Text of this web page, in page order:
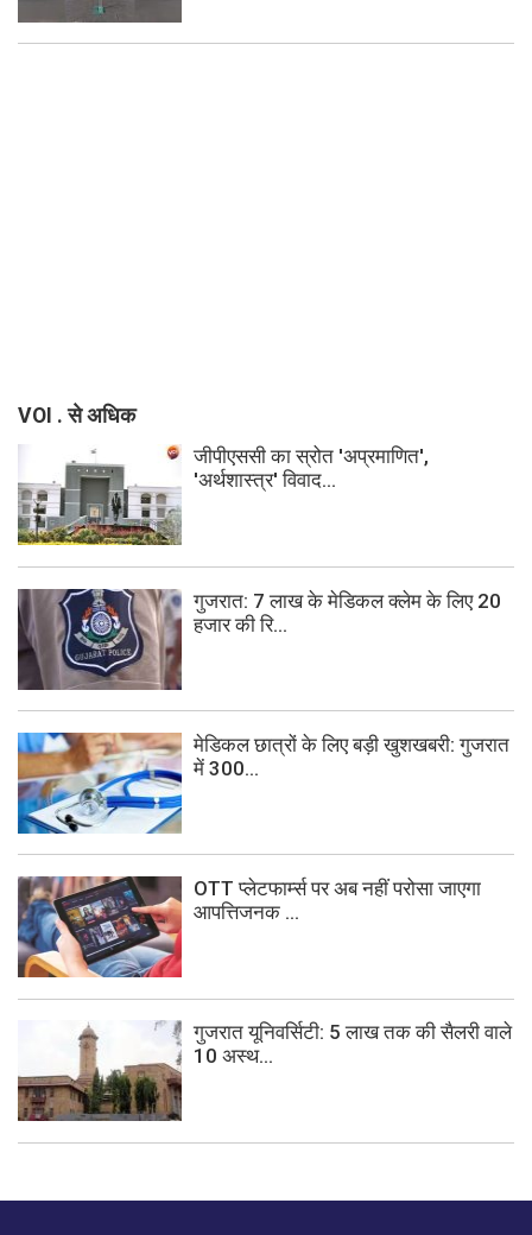
VOI . से अधिक
जीपीएससी का स्रोत 'अप्रमाणित',
'अर्थशास्त्र' विवाद...
गुजरात: 7 लाख के मेडिकल क्लेम के लिए 20
हजार की रि...
मेडिकल छात्रों के लिए बड़ी खुशखबरी: गुजरात
में 300...
OTT प्लेटफार्म्स पर अब नहीं परोसा जाएगा
आपत्तिजनक ...
गुजरात यूनिवर्सिटी: 5 लाख तक की सैलरी वाले
10 अस्थ...